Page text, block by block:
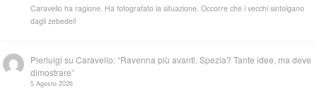
Caravello ha ragione. Ha fotografato la situazione. Occorre che i vecchi sintolgano
dagli zebedei!
Pierluigi suCaravello: “Ravenna più avanti. Spezia? Tante idee, ma deve
dimostrare”
5 Agosto 2026